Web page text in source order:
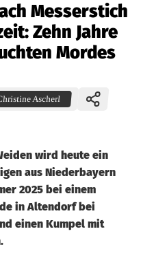
Messerstich
Zehn Jahre
Mordes
Ascherl
wird heute ein
aus Niederbayern
2025 bei einem
in Altendorf bei
einen Kumpel mit